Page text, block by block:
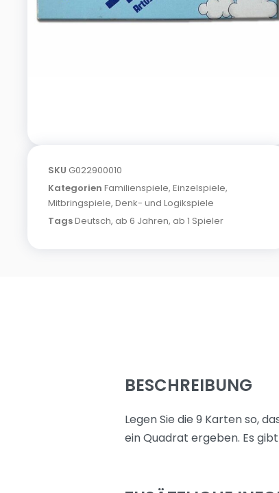
SKU G022900010
Kategorien Familienspiele, Einzelspiele,
Mitbringspiele, Denk- und Logikspiele
TagsDeutsch, ab 6 Jahren, ab 1 Spieler
BESCHREIBUNG
Legen Sie die 9 Karten so,
ein Quadrat ergeben. Es gibt